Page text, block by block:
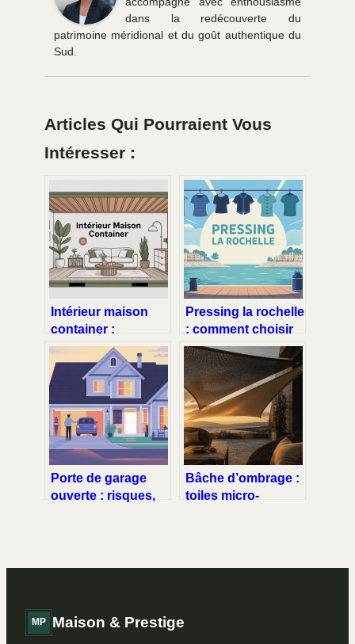
dans la redécouverte du
patrimoine méridional et du goût authentique du
Sud.
Articles Qui Pourraient Vous
Intéresser :
Intérieur maison
container :
concevoir un
espace confortable,
moderne et
chaleureux
Pressing la rochelle
: comment choisir
le bon service près
de chez vous
Porte de garage
ouverte : risques,
Bâche d’ombrage :
toiles micro-
terrasse ?
MP Maison & Prestige